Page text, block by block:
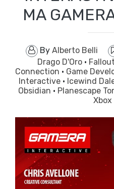
MA
By Alberto Belli
Drago D'Oro ·
Connection · Game
Interactive · Icewind
Obsidian · Planescape
Xbox